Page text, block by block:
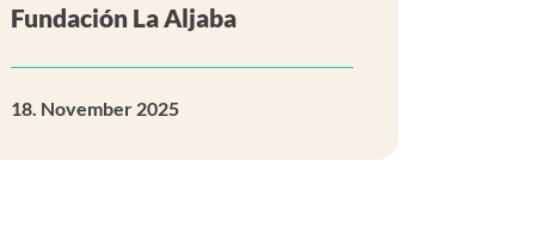
Fundación La Aljaba
18. November 2025